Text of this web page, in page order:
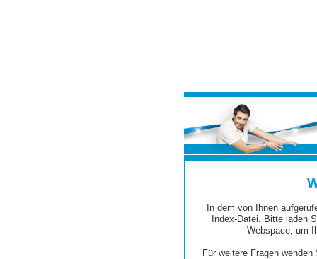
In dem von Ihnen
Index-Datei. Bitte laden
Webspace, um
Für weitere Fragen